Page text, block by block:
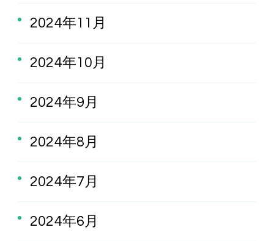
2024年11月
2024年10月
2024年9月
2024年8月
2024年7月
2024年6月